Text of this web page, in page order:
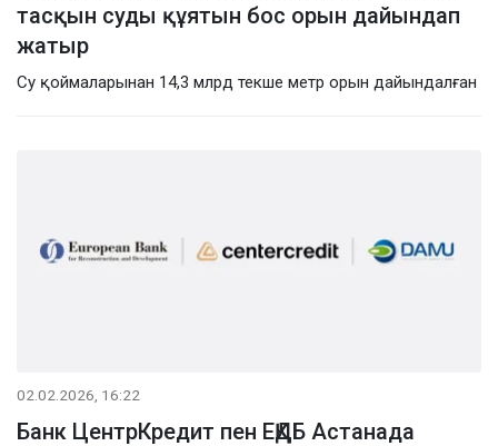
тасқын суды құятын бос орын дайындап
жатыр
Су қоймаларынан 14,3 млрд текше метр орын дайындалған
02.02.2026, 16:22
Банк ЦентрКредит пен ЕҚДБ Астанада